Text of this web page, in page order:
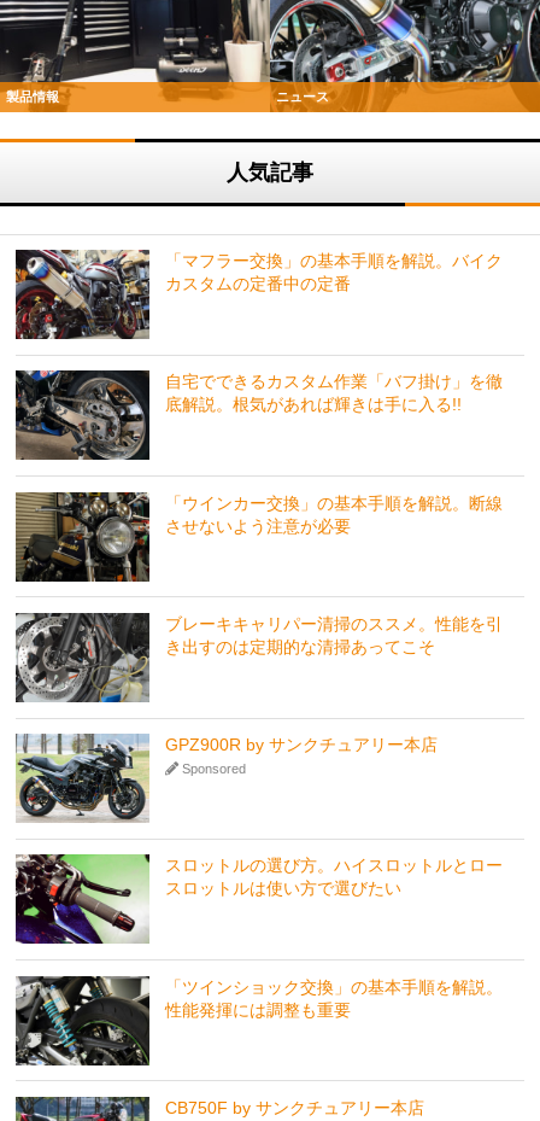
製品情報 ニュース
人気記事
「マフラー交換」の基本手順を解説。バイク
カスタムの定番中の定番
自宅でできるカスタム作業「バフ掛け」を徹
底解説。根気があれば輝きは手に入る!!
「ウインカー交換」の基本手順を解説。断線
させないよう注意が必要
ブレーキキャリパー清掃のススメ。性能を引
き出すのは定期的な清掃あってこそ
GPZ900R by サンクチュアリー本店
Sponsored
スロットルの選び方。ハイスロットルとロー
スロットルは使い方で選びたい
「ツインショック交換」の基本手順を解説。
性能発揮には調整も重要
CB750F by サンクチュアリー本店